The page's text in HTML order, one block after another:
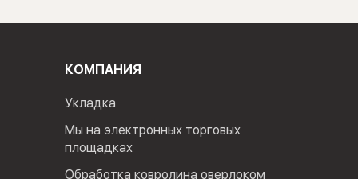
КОМПАНИЯ
Укладка
Мы на электронных торговых
площадках
Обработка ковролина оверлоком